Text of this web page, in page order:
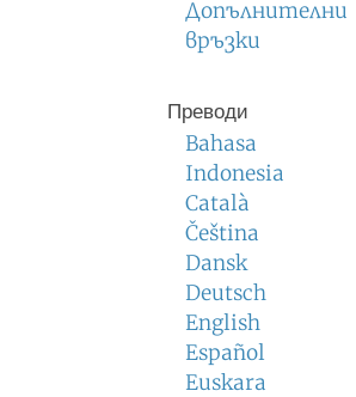
Допълнителни
връзки
Преводи
Bahasa
Indonesia
Català
Čeština
Dansk
Deutsch
English
Español
Euskara